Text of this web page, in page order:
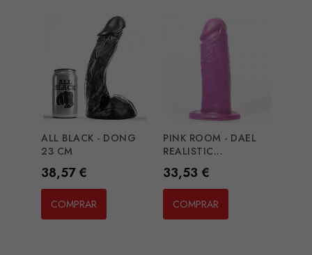
ALL BLACK - DONG
23 CM
Preço
38,57 €
COMPRAR
PINK ROOM - DAEL
REALISTIC...
Preço
33,53 €
COMPRAR